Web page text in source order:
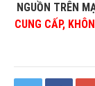
NGUỒN TRÊN
CUNG CẤP,